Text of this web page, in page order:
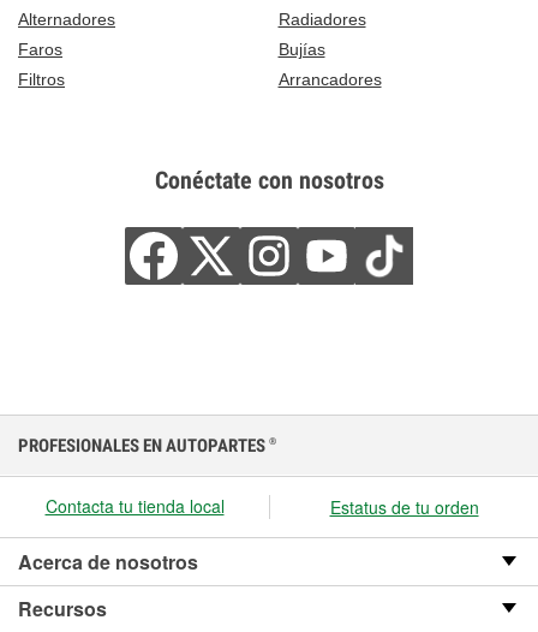
Alternadores
Radiadores
Faros
Bujías
Filtros
Arrancadores
Conéctate con nosotros
PROFESIONALES EN AUTOPARTES ®
Contacta tu tienda local Estatus de tu orden
Acerca de nosotros
Recursos